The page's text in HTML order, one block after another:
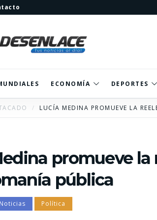
ECONOMÍA DEPORTES
LUCÍA MEDINA PROMUEVE LA
promueve la
pública
Noticias Política